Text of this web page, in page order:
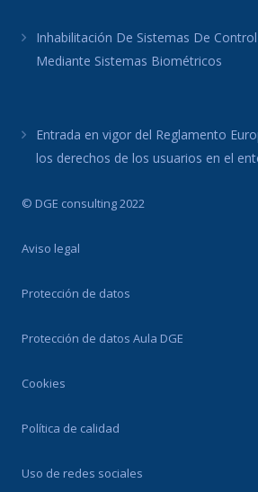
Inhabilitación De Sistemas De
Mediante Sistemas Biométricos
Entrada en vigor del Reglamento
los derechos de los usuarios en el
© DGE consulting 2022
Aviso legal
Protección de datos
Protección de datos Aula DGE
Cookies
Política de calidad
Uso de redes sociales